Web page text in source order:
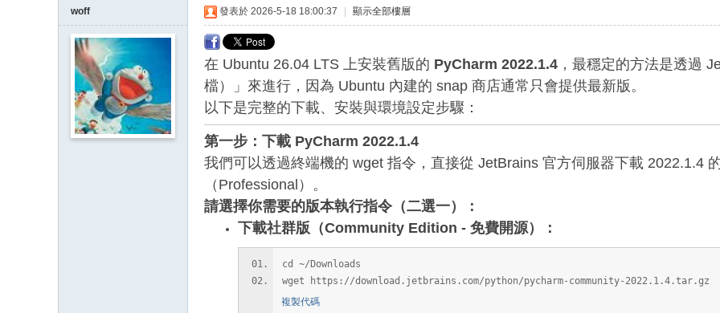
woff 發表於 2026-5-18 18:00:37 顯示全部樓層
在 Ubuntu 26.04 LTS 上安裝舊版的 PyCharm 2022.1.4 ，最穩定的方法是透過
檔）」來進行，因為 Ubuntu 內建的 snap 商店通常只會提供最新版。
以下是完整的下載、安裝與環境設定步驟：
第一步：下載 PyCharm 2022.1.4
我們可以透過終端機的 wget 指令，直接從 JetBrains 官方伺服器下載 2022.1.4
（Professional）。
請選擇你需要的版本執行指令（二選一）：
下載社群版（Community Edition - 免費開源）：
cd ~/Downloads
wget https://download.jetbrains.com/python/pycharm-community-2022.1.4.tar.gz
複製代碼